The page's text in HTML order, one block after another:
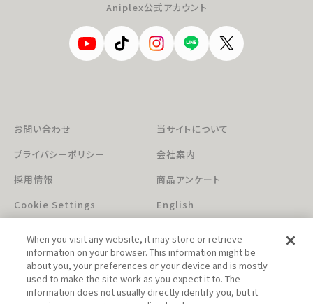
Aniplex公式アカウント
お問い合わせ
当サイトについて
プライバシーポリシー
会社案内
採用情報
商品アンケート
Cookie Settings
English
When you visit any website, it may store or retrieve
information on your browser. This information might be
about you, your preferences or your device and is mostly
used to make the site work as you expect it to. The
information does not usually directly identify you, but it